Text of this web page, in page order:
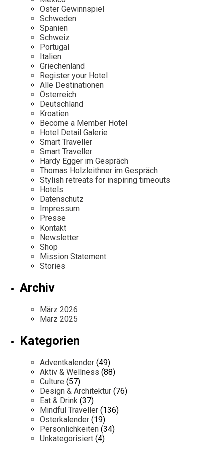
Mexico
Niederlande
Österreich
Portugal
Schweden
Spanien
Schweiz
Persönlichkeiten
Our Story
Career
Kontakt
Impressum
Oster Gewinnspiel
Schweden
Spanien
Schweiz
Portugal
Italien
Griechenland
Register your Hotel
Alle Destinationen
Österreich
Deutschland
Kroatien
Become a Member Hotel
Hotel Detail Galerie
Smart Traveller
Smart Traveller
Hardy Egger im Gespräch
Thomas Holzleithner im Gespräch
Stylish retreats for inspiring timeouts
Hotels
Datenschutz
Impressum
Presse
Kontakt
Newsletter
Shop
Mission Statement
Stories
Archiv
März 2026
März 2025
Kategorien
Adventkalender (49)
Aktiv & Wellness (88)
Culture (57)
Design & Architektur (76)
Eat & Drink (37)
Mindful Traveller (136)
Osterkalender (19)
Persönlichkeiten (34)
Unkategorisiert (4)